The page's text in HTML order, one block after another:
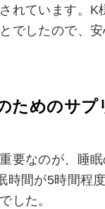
れています。K
でしたので、
ためのサプ
要なのが、睡
時間が5時間程
した。